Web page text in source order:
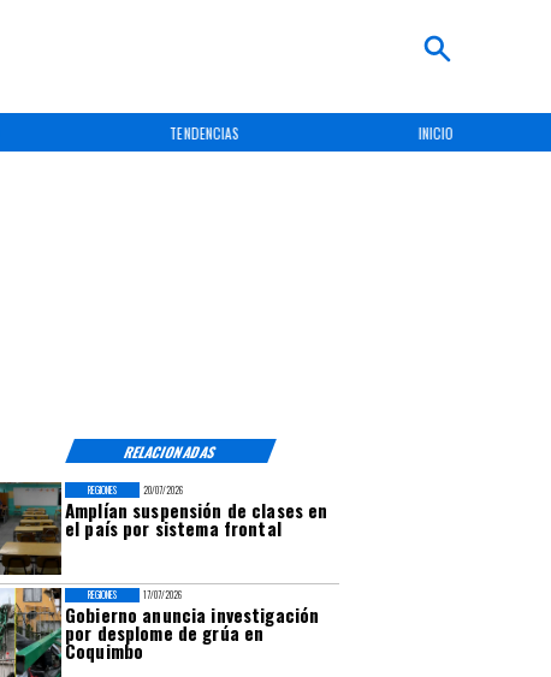
TENDENCIAS INICIO
RELACIONADAS
20/07/2026
Amplían suspensión de clases en
el país por sistema frontal
REGIONES
17/07/2026
Gobierno anuncia investigación
por desplome de grúa en
Coquimbo
REGIONES